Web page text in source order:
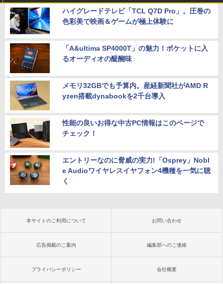
ハイグレードテレビ「TCL Q7D Pro」。圧巻の
色彩美で映画＆ゲームが極上体験に
「A&ultima SP4000T」の魅力！ポケットに入
るオーディオの醍醐味
メモリ32GBでも予算内。産経新聞社がAMD R
yzen搭載dynabookを2千台導入
性能の良いお得な中古PC情報はこのページで
チェック！
エントリーなのに脅威の実力!「Osprey」Nobl
e Audioワイヤレスイヤフォン4機種を一気に聴
く
本サイトのご利用について お問い合わせ
広告掲載のご案内 編集部へのご連絡
プライバシーポリシー 会社概要